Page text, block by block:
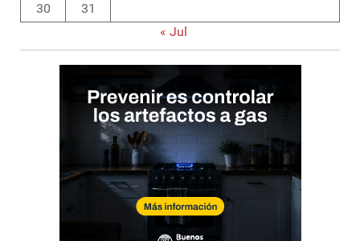
30
31
« Jul